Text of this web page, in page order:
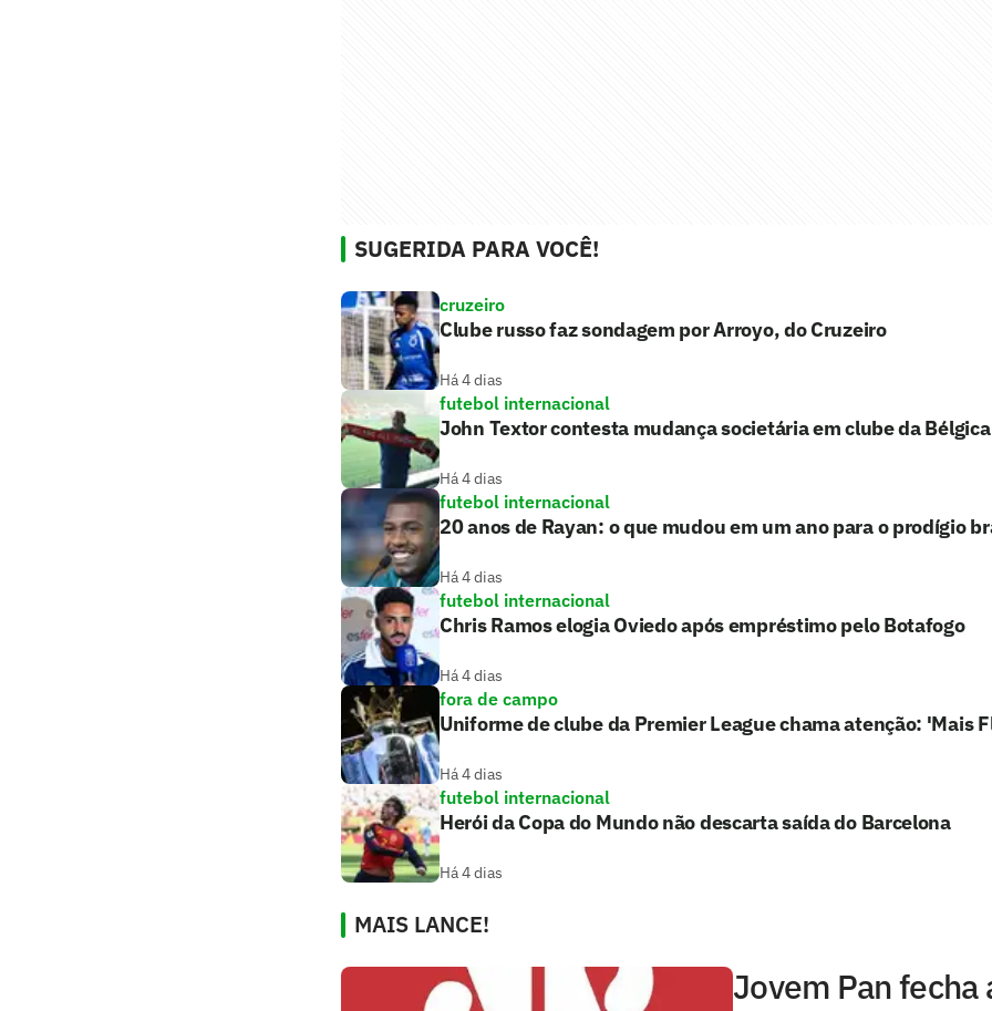
SUGERIDA PARA VOCÊ!
cruzeiro
Clube russo faz sondagem por Arroyo, do Cruzeiro
Há 4 dias
futebol internacional
John Textor contesta mudança societária em clube da Bélgica
Há 4 dias
futebol internacional
20 anos de Rayan: o que mudou em um ano para o prodígio
Há 4 dias
futebol internacional
Chris Ramos elogia Oviedo após empréstimo pelo Botafogo
Há 4 dias
fora de campo
Uniforme de clube da Premier League chama atenção: 'Mais
Há 4 dias
futebol internacional
Herói da Copa do Mundo não descarta saída do Barcelona
Há 4 dias
MAIS LANCE!
Jovem Pan fecha